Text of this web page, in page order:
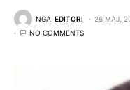
NGA EDITORI 26 MAJ,
NO COMMENTS